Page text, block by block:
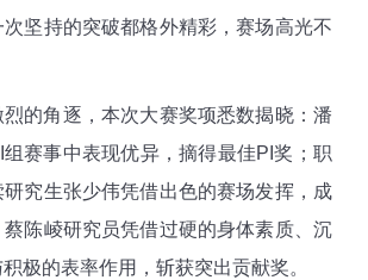
坚持的突破都格外精彩，赛场高光不
角逐，本次大赛奖项悉数揭晓：潘
赛事中表现优异，摘得最佳PI奖；职
究生张少伟凭借出色的赛场发挥，成
陈崚研究员凭借过硬的身体素质、沉
极的表率作用，斩获突出贡献奖。